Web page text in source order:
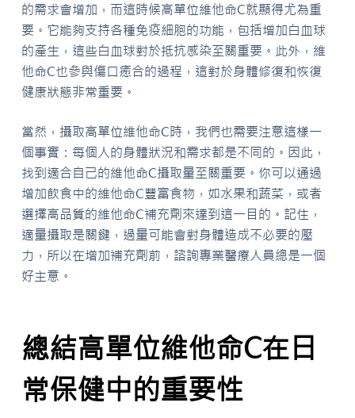
的需求會增加，而這時候高單位維他命C就顯得尤為重
要。它能夠支持各種免疫細胞的功能，包括增加白血球
的產生，這些白血球對於抵抗感染至關重要。此外，維
他命C也參與傷口癒合的過程，這對於身體修復和恢復
健康狀態非常重要。
當然，攝取高單位維他命C時，我們也需要注意這樣一
個事實：每個人的身體狀況和需求都是不同的。因此，
找到適合自己的維他命C攝取量至關重要。你可以通過
增加飲食中的維他命C豐富食物，如水果和蔬菜，或者
選擇高品質的維他命C補充劑來達到這一目的。記住，
適量攝取是關鍵，過量可能會對身體造成不必要的壓
力，所以在增加補充劑前，諮詢專業醫療人員總是一個
好主意。
總結高單位維他命C在日
常保健中的重要性